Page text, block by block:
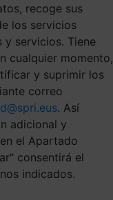
recoge sus
los servicios
y servicios. Tiene
cualquier momento,
y suprimir los
correo
. Así
adicional y
el Apartado
consentirá el
indicados.